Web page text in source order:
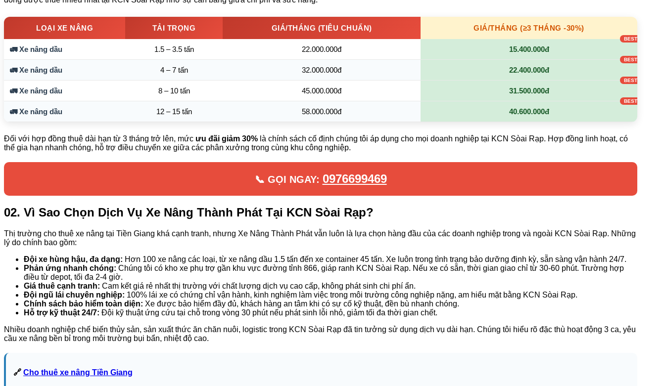
LOẠI XE NÂNG TẢI TRỌNG GIÁ/THÁNG (TIÊU CHUẨN) GIÁ/THÁNG (≥3 THÁNG -30%)
🚛 Xe nâng dầu 1.5 – 3.5 tấn 22.000.000đ 15.400.000đ
🚛 Xe nâng dầu 4 – 7 tấn 32.000.000đ 22.400.000đ
🚛 Xe nâng dầu 8 – 10 tấn 45.000.000đ 31.500.000đ
🚛 Xe nâng dầu 12 – 15 tấn 58.000.000đ 40.600.000đ
Đối với hợp đồng thuê dài hạn từ 3 tháng trở lên, mức ưu đãi giảm 30% là chính sách cố định chúng tôi áp dụng cho mọi doanh nghiệp tại KCN Sòai Rạp. Hợp đồng linh hoạt, có
thể gia hạn nhanh chóng, hỗ trợ điều chuyển xe giữa các phân xưởng trong cùng khu công nghiệp.
📞 GỌI NGAY: 0976699469
02. Vì Sao Chọn Dịch Vụ Xe Nâng Thành Phát Tại KCN Sòai Rạp?
Thị trường cho thuê xe nâng tại Tiền Giang khá cạnh tranh, nhưng Xe Nâng Thành Phát vẫn luôn là lựa chọn hàng đầu của các doanh nghiệp trong và ngoài KCN Sòai Rạp. Những
lý do chính bao gồm:
Đội xe hùng hậu, đa dạng: Hơn 100 xe nâng các loại, từ xe nâng dầu 1.5 tấn đến xe container 45 tấn. Xe luôn trong tình trạng bảo dưỡng định kỳ, sẵn sàng vận hành 24/7.
Phản ứng nhanh chóng: Chúng tôi có kho xe phụ trợ gần khu vực đường tỉnh 866, giáp ranh KCN Sòai Rạp. Nếu xe có sẵn, thời gian giao chỉ từ 30-60 phút. Trường hợp
điều từ depot, tối đa 2-4 giờ.
Giá thuê cạnh tranh: Cam kết giá rẻ nhất thị trường với chất lượng dịch vụ cao cấp, không phát sinh chi phí ẩn.
Đội ngũ lái chuyên nghiệp: 100% lái xe có chứng chỉ vận hành, kinh nghiệm làm việc trong môi trường công nghiệp nặng, am hiểu mặt bằng KCN Sòai Rạp.
Chính sách bảo hiểm toàn diện: Xe được bảo hiểm đầy đủ, khách hàng an tâm khi có sự cố kỹ thuật, đền bù nhanh chóng.
Hỗ trợ kỹ thuật 24/7: Đội kỹ thuật ứng cứu tại chỗ trong vòng 30 phút nếu phát sinh lỗi nhỏ, giảm tối đa thời gian chết.
Nhiều doanh nghiệp chế biến thủy sản, sản xuất thức ăn chăn nuôi, logistic trong KCN Sòai Rạp đã tin tưởng sử dụng dịch vụ dài hạn. Chúng tôi hiểu rõ đặc thù hoạt động 3 ca, yêu
cầu xe nâng bền bỉ trong môi trường bụi bẩn, nhiệt độ cao.
🔗 Cho thuê xe nâng Tiền Giang